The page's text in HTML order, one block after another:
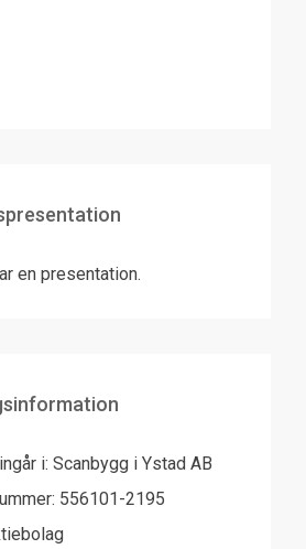
en presentation.
i: Scanbygg i Ystad AB
556101-2195